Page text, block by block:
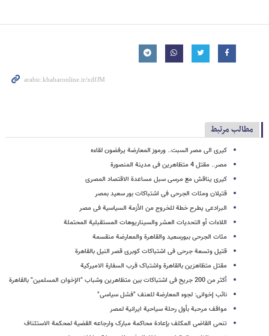
مطالب مرتبط
کیری الى مصر السبت.. ورموز المعارضة یرفضون لقاءه
مصر.. مقتل 4 متظاهرین فی مدینة المنصورة
کیری یناقش مع مرسی سبل مساعدة الاقتصاد المصری
قتیلان ومئات الجرحى فی اشتباکات بور سعید بمصر
البرادعی یطرح خطة للخروج من الأزمة السیاسیة فی مصر
اللاءات أو التحدیات العشر والسیناریوهات المستقبلیة المحتملة
مئات الجرحى ببورسعید والقاهرة والمعارضة منقسمة
قتیل وتسعة جرحى فى اشتباکات کوبری قصر النیل بالقاهرة
مقتل متظاهرَین بالقاهرة واشتباک قرب السفارة الامیرکیة
أکثر من 200 جریح فی اشتباکات بین متظاهرین وشباب "الإخوان المسلمین" بالقاهرة
نائب إخوانی: لجوء المعارضة للعنف "فشل سیاسی"
مواقف مرحبة بأول رحلة سیاحیة ایرانیة لمصر
تنحی القاضی المکلف بإعادة محاکمة مبارک وارجاعه القضیة لمحکمة الاستئناف